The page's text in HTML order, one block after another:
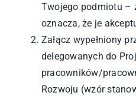
Twojego podmiotu –
oznacza, że je
Załącz wypełniony
delegowanych do
pracowników/
Rozwoju (wzór